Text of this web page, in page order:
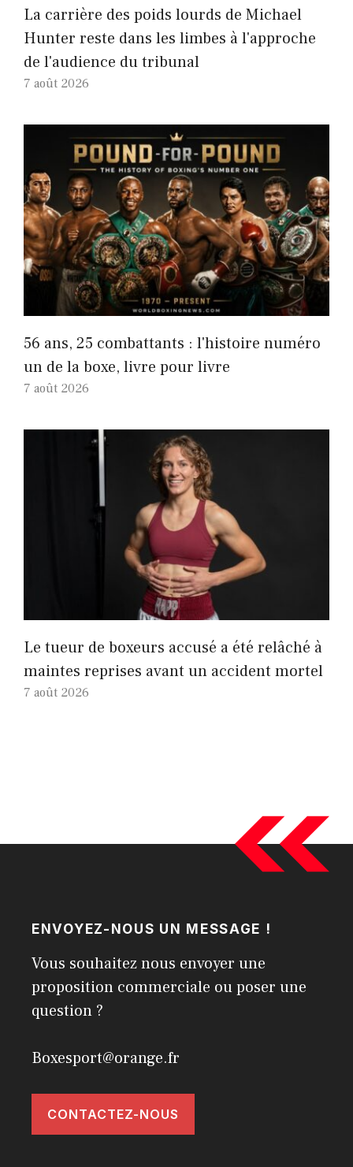
La carrière des poids lourds de Michael
Hunter reste dans les limbes à l'approche
de l'audience du tribunal
7 août 2026
56 ans, 25 combattants : l'histoire numéro
un de la boxe, livre pour livre
7 août 2026
Le tueur de boxeurs accusé a été relâché à
maintes reprises avant un accident mortel
7 août 2026
ENVOYEZ-NOUS UN MESSAGE !
Vous souhaitez nous envoyer une
proposition commerciale ou poser une
question ?
Boxesport@orange.fr
CONTACTEZ-NOUS